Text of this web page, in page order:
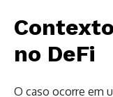
no DeFi
O caso ocorre em